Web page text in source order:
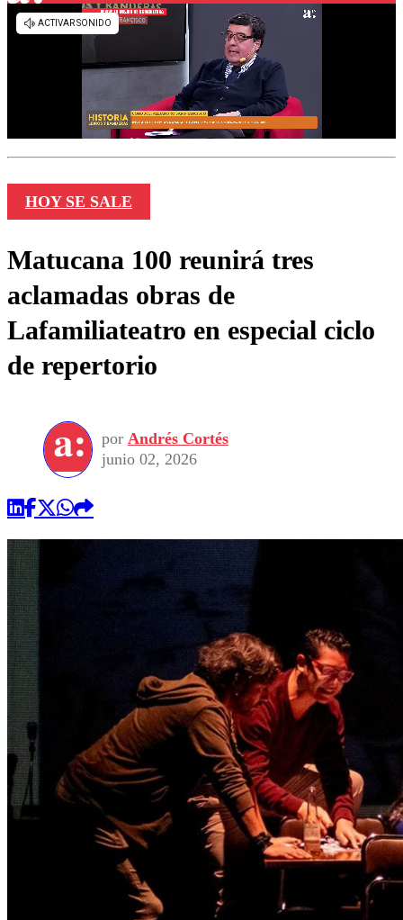
HOY SE SALE
Matucana 100 reunirá tres
aclamadas obras de
Lafamiliateatro en especial ciclo
de repertorio
por Andrés Cortés
junio 02, 2026